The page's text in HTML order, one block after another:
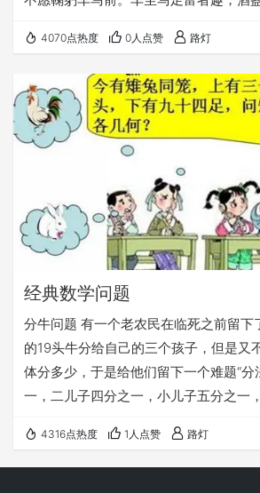
我得闲。 别人笑我太疯癫，我笑他人看
墓，无花无酒锄作田。
4070点热度 0人点赞 路灯
经典数学问题
分牛问题 有一个老农民在临死之前留下
的19头牛分给自己的三个孩子，但是又
体分多少，于是给他们留下一个难题“分
一，二儿子四分之一，小儿子五分之一
兔同在一个笼子里，从上面数，有35个
94只脚。问笼中各有多少只鸡和兔？
4316点热度 1人点赞 路灯